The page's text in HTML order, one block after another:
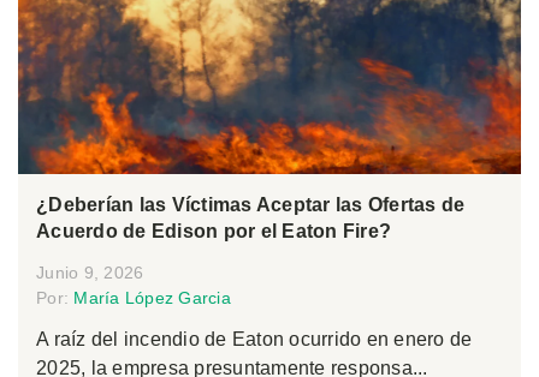
¿Deberían las Víctimas Aceptar las Ofertas de
Acuerdo de Edison por el Eaton Fire?
Junio 9, 2026
Por: María López Garcia
A raíz del incendio de Eaton ocurrido en enero de
2025, la empresa presuntamente responsa...